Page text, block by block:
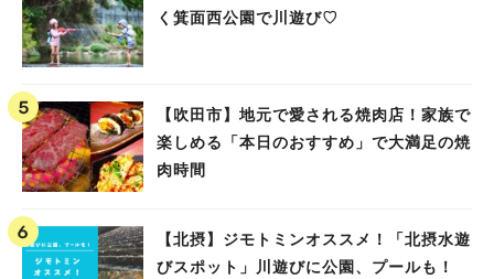
く箕面西公園で川遊び♡
【吹田市】地元で愛される焼肉店！家族で
楽しめる「本日のおすすめ」で大満足の焼
肉時間
【北摂】ジモトミンオススメ！「北摂水遊
びスポット」川遊びに公園、プールも！